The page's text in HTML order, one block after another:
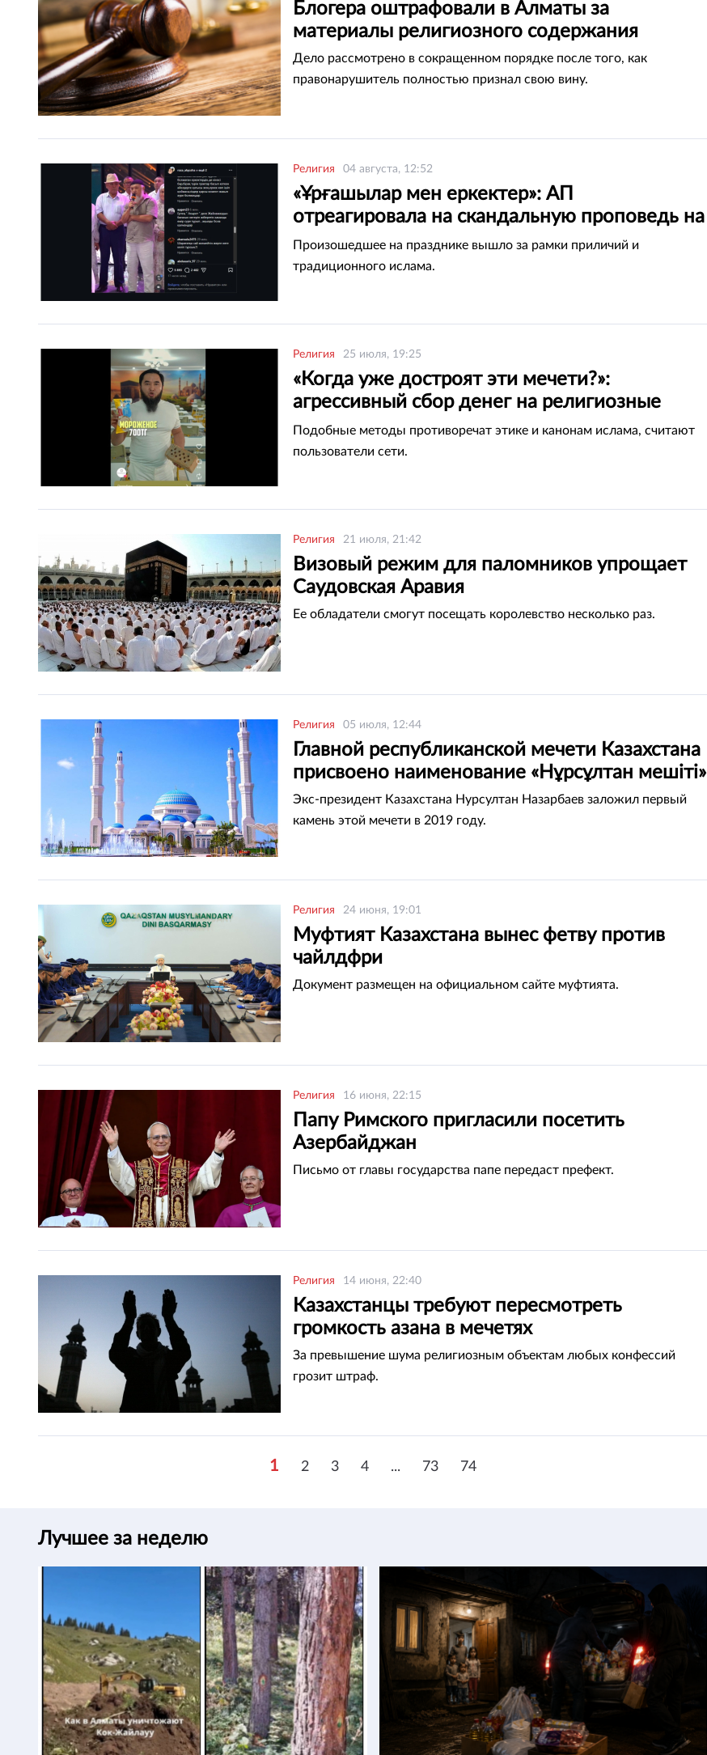
Блогера оштрафовали в Алматы за
материалы религиозного содержания
Дело рассмотрено в сокращенном порядке после того, как
правонарушитель полностью признал свою вину.
Религия 04 августа, 12:52
«Ұрғашылар мен еркектер»: АП
отреагировала на скандальную проповедь на
тое в Жетысае
Произошедшее на празднике вышло за рамки приличий и
традиционного ислама.
Религия 25 июля, 19:25
«Когда уже достроят эти мечети?»:
агрессивный сбор денег на религиозные
цели вывел из себя казахстанцев
Подобные методы противоречат этике и канонам ислама, считают
пользователи сети.
Религия 21 июля, 21:42
Визовый режим для паломников упрощает
Саудовская Аравия
Ее обладатели смогут посещать королевство несколько раз.
Религия 05 июля, 12:44
Главной республиканской мечети Казахстана
присвоено наименование «Нұрсұлтан мешіті»
Экс-президент Казахстана Нурсултан Назарбаев заложил первый
камень этой мечети в 2019 году.
Религия 24 июня, 19:01
Муфтият Казахстана вынес фетву против
чайлдфри
Документ размещен на официальном сайте муфтията.
Религия 16 июня, 22:15
Папу Римского пригласили посетить
Азербайджан
Письмо от главы государства папе передаст префект.
Религия 14 июня, 22:40
Казахстанцы требуют пересмотреть
громкость азана в мечетях
За превышение шума религиозным объектам любых конфессий
грозит штраф.
1 2 3 4 ... 73 74
Лучшее за неделю